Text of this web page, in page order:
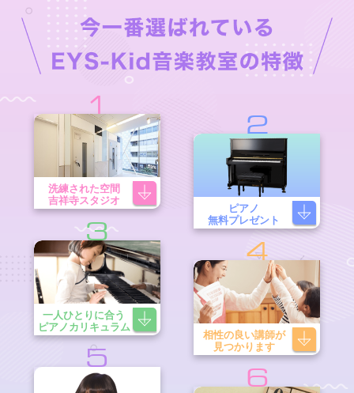
1
洗練された空間
吉祥寺スタジオ
2
ピアノ
無料プレゼント
3
一人ひとりに合う
ピアノカリキュラム
4
相性の良い講師が
見つかります
5
6